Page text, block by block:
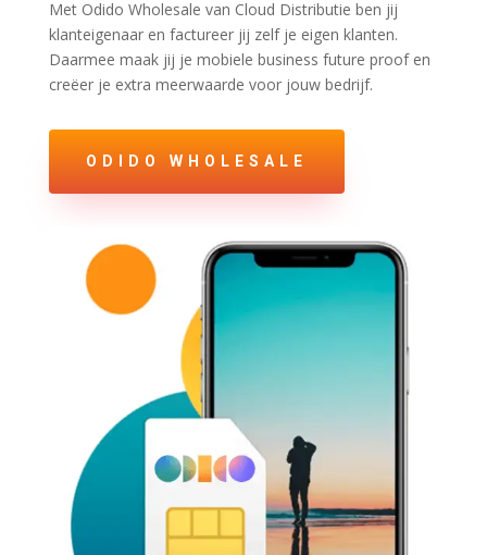
Met Odido Wholesale van Cloud Distributie ben jij
klanteigenaar en factureer jij zelf je eigen klanten.
Daarmee maak jij je mobiele business future proof en
creëer je extra meerwaarde voor jouw bedrijf.
ODIDO WHOLESALE